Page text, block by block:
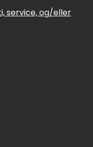
service, og/eller